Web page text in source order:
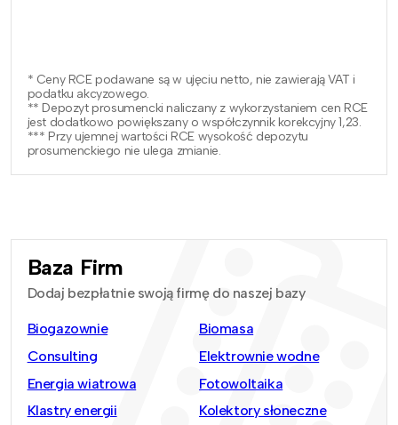
* Ceny RCE podawane są w ujęciu netto, nie zawierają VAT i
podatku akcyzowego.
** Depozyt prosumencki naliczany z wykorzystaniem cen RCE
jest dodatkowo powiększany o współczynnik korekcyjny 1,23.
*** Przy ujemnej wartości RCE wysokość depozytu
prosumenckiego nie ulega zmianie.
Baza Firm
Dodaj bezpłatnie swoją firmę do naszej bazy
Biogazownie
Biomasa
Consulting
Elektrownie wodne
Energia wiatrowa
Fotowoltaika
Klastry energii
Kolektory słoneczne